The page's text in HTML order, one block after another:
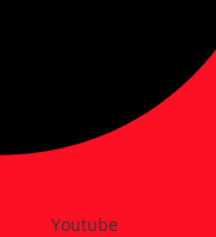
Youtube